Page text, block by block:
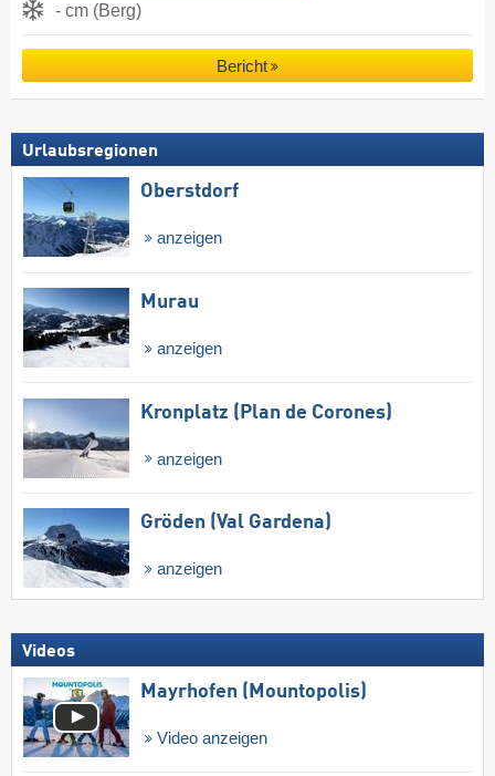
- cm (Berg)
Bericht
Urlaubsregionen
Oberstdorf
anzeigen
Murau
anzeigen
Kronplatz (Plan de Corones)
anzeigen
Gröden (Val Gardena)
anzeigen
Videos
Mayrhofen (Mountopolis)
Video anzeigen